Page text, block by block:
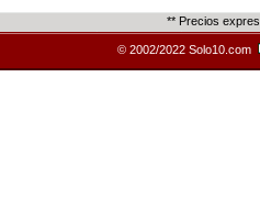
** Precios
© 2002/2022 Solo10.com